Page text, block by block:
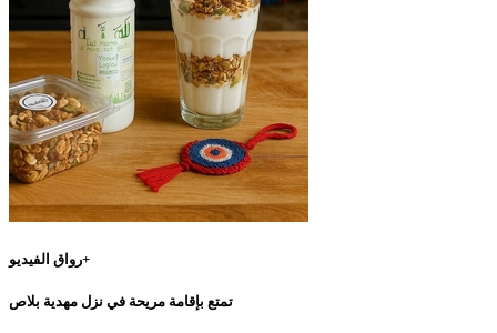
رواق الفيديو+
تمتع بإقامة مريحة في نزل مهدية بلاص